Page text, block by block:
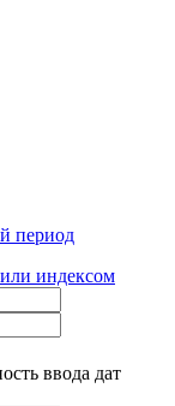
период
индексом
ввода дат